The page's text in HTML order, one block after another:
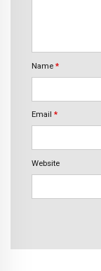
Name *
Email *
Website